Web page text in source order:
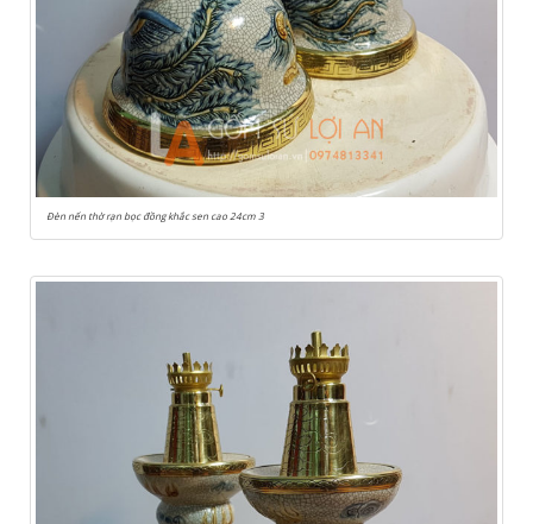
Đèn nến thờ rạn bọc đồng khắc sen cao 24cm 3